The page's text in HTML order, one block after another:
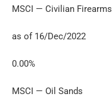
MSCI — Civilian Firearms
as of 16/Dec/2022
0.00%
MSCI — Oil Sands